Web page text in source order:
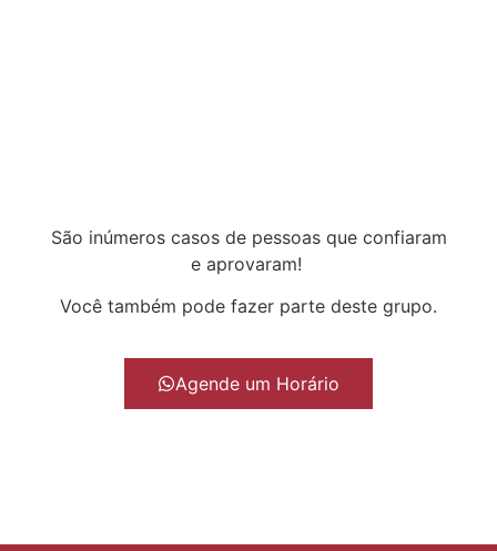
São inúmeros casos de pessoas que confiaram
e aprovaram!
Você também pode fazer parte deste grupo.
Agende um Horário